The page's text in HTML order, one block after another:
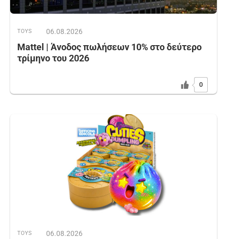
TOYS 06.08.2026
Mattel | Άνοδος πωλήσεων 10% στο δεύτερο
τρίμηνο του 2026
0
TOYS 06.08.2026